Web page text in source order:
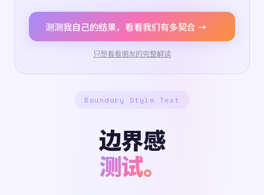
测测我自己的结果，看看我们有多契合 →
只想看看朋友的完整解读
Boundary Style Test
边界感
测试。